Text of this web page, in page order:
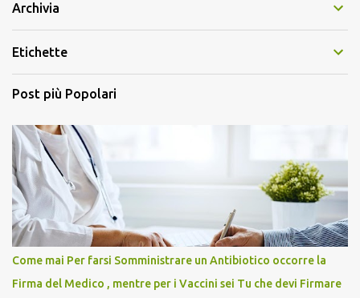
Archivia
Etichette
Post più Popolari
Come mai Per farsi Somministrare un Antibiotico occorre la
Firma del Medico , mentre per i Vaccini sei Tu che devi Firmare